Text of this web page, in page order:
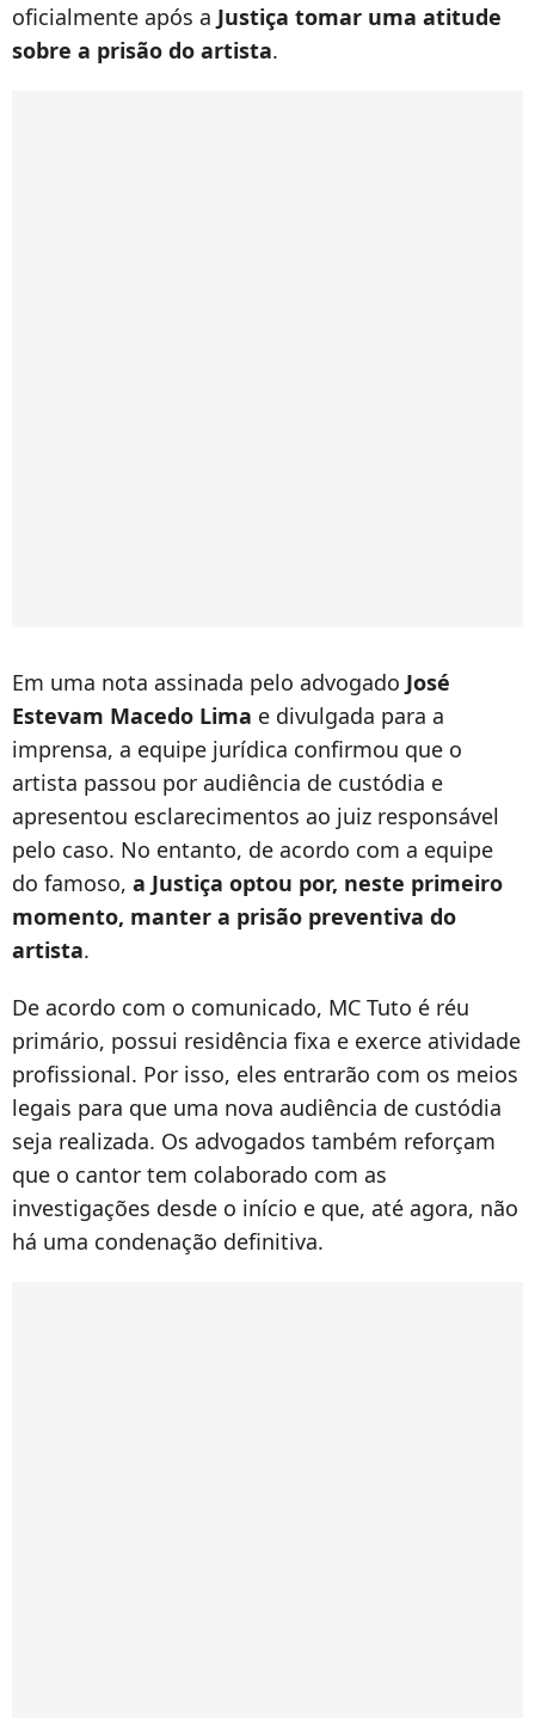
oficialmente após a Justiça tomar uma atitude
sobre a prisão do artista.
Em uma nota assinada pelo advogado José
Estevam Macedo Lima e divulgada para a
imprensa, a equipe jurídica confirmou que o
artista passou por audiência de custódia e
apresentou esclarecimentos ao juiz responsável
pelo caso. No entanto, de acordo com a equipe
do famoso, a Justiça optou por, neste primeiro
momento, manter a prisão preventiva do
artista.
De acordo com o comunicado, MC Tuto é réu
primário, possui residência fixa e exerce atividade
profissional. Por isso, eles entrarão com os meios
legais para que uma nova audiência de custódia
seja realizada. Os advogados também reforçam
que o cantor tem colaborado com as
investigações desde o início e que, até agora, não
há uma condenação definitiva.